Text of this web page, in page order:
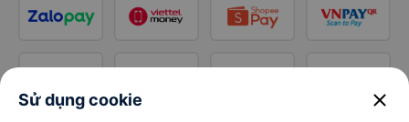
Sử dụng cookie close